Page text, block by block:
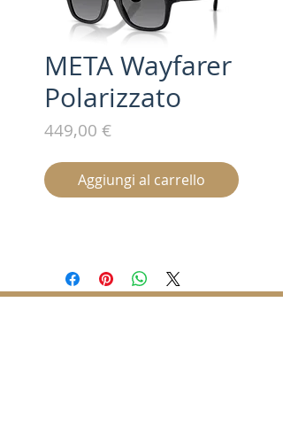
META Wayfarer
Polarizzato
449,00 €Prezzo
Aggiungi al carrello